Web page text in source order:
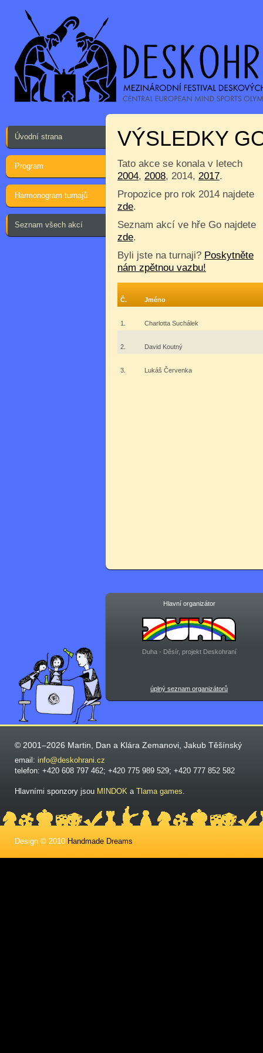
Úvodní strana
Program
Harmonogram turnajů
Seznam všech akcí
VÝSLEDKY
Tato akce se konala v letech
2004, 2008, 2014, 2017.
Propozice pro rok 2014 najdete
zde.
Seznam akcí ve hře Go najdete
zde.
Byli jste na turnaji? Poskytněte
nám zpětnou vazbu!
Č. Jméno
1. Charlotta Suchálek
2. David Koutný
3. Lukáš Červenka
Hlavní organizátor
Duha - Děsír, projekt Deskohraní
úplný seznam organizátorů
© 2001–2026 Martin, Dan a Klára Zemanovi, Jakub Těšínský
email: info@deskohrani.cz
telefon: +420 608 797 462; +420 775 989 529; +420 777 852 582
Hlavními sponzory jsou MINDOK a Tlama games.
Design © 2010 Handmade Dreams